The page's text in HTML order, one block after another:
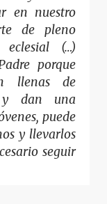
en nuestro
de pleno
(…)
porque
llenas de
y dan una
puede
y llevarlos
seguir